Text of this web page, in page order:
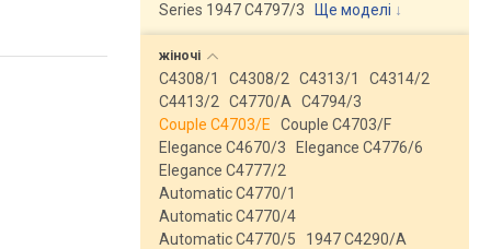
Series 1947 C4797/3
Ще моделі ↓
жіночі
C4308/1 C4308/2 C4313/1
C4314/2
C4413/2
C4770/A
C4794/3
Couple C4703/E
Couple C4703/F
Elegance C4670/3
Elegance C4776/6
Elegance C4777/2
Automatic C4770/1
Automatic C4770/4
Automatic C4770/5
1947 C4290/A